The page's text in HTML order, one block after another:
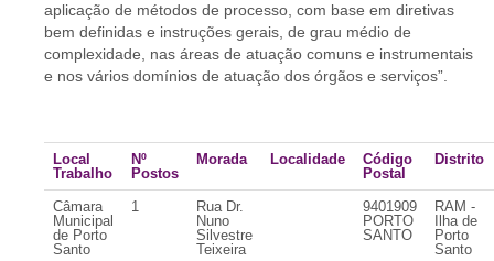
aplicação de métodos de processo, com base em diretivas
bem definidas e instruções gerais, de grau médio de
complexidade, nas áreas de atuação comuns e instrumentais
e nos vários domínios de atuação dos órgãos e serviços”.
Local
Trabalho
Nº
Postos
Morada Localidade
Código
Postal
Distrito
Câmara
Municipal
de Porto
Santo
1
Rua Dr.
Nuno
Silvestre
Teixeira
9401909
PORTO
SANTO
RAM -
Ilha de
Porto
Santo